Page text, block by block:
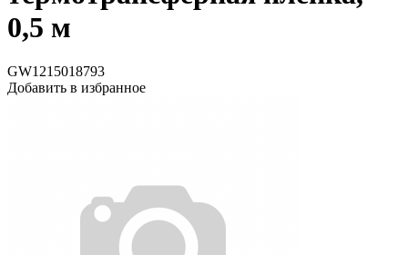
0,5 м
GW1215018793
Добавить в избранное